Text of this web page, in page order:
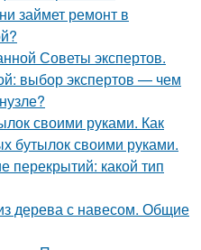
займет ремонт в
Советы экспертов.
выбор экспертов — чем
своими руками. Как
бутылок своими руками.
перекрытий: какой тип
дерева с навесом. Общие